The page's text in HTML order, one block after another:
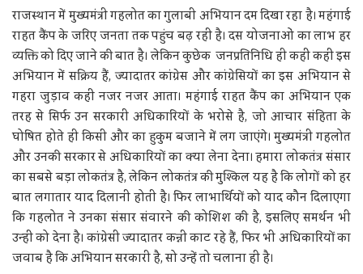
राजस्थान में मुख्यमंत्री गहलोत का गुलाबी अभियान दम दिखा रहा है। महंगाई
राहत कैंप के जरिए जनता तक पहुंच बढ़ रही है। दस योजनाओं का लाभ हर
व्यक्ति को दिए जाने की बात है। लेकिन कुछेक जनप्रतिनिधि ही कहीं कहीं इस
अभियान में सक्रिय हैं, ज्यादातर कांग्रेस और कांग्रेसियों का इस अभियान से
गहरा जुड़ाव कहीं नजर नजर आता। महंगाई राहत कैंप का अभियान एक
तरह से सिर्फ उन सरकारी अधिकारियों के भरोसे है, जो आचार संहिता के
घोषित होते ही किसी और का हुकुम बजाने में लग जाएंगे। मुख्यमंत्री गहलोत
और उनकी सरकार से अधिकारियों का क्या लेना देना। हमारा लोकतंत्र संसार
का सबसे बड़ा लोकतंत्र है, लेकिन लोकतंत्र की मुश्किल यह है कि लोगों को हर
बात लगातार याद दिलानी होती है। फिर लाभार्थियों को याद कौन दिलाएगा
कि गहलोत ने उनका संसार संवारने की कोशिश की है, इसलिए समर्थन भी
उन्हीं को देना है। कांग्रेसी ज्यादातर कन्नी काट रहे हैं, फिर भी अधिकारियों का
जवाब है कि अभियान सरकारी है, सो उन्हें तो चलाना ही है।